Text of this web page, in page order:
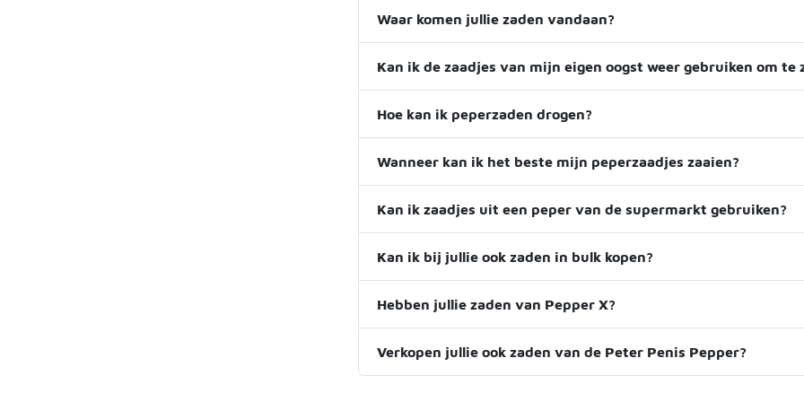
Waar komen jullie zaden vandaan?
Kan ik de zaadjes van mijn eigen oogst weer gebruiken om te
Hoe kan ik peperzaden drogen?
Wanneer kan ik het beste mijn peperzaadjes zaaien?
Kan ik zaadjes uit een peper van de supermarkt gebruiken?
Kan ik bij jullie ook zaden in bulk kopen?
Hebben jullie zaden van Pepper X?
Verkopen jullie ook zaden van de Peter Penis Pepper?